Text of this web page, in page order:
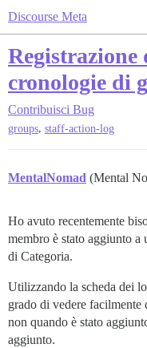
Discourse Meta
Registrazione
cronologie di
Contribuisci Bug
groups, staff-action-log
MentalNomad (Mental
Ho avuto recentemente
membro è stato aggiunto
di Categoria.
Utilizzando la scheda dei
grado di vedere facilmente
non quando è stato
aggiunto.